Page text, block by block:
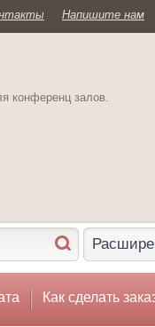
Напишите нам
конференц залов.
Как сделать